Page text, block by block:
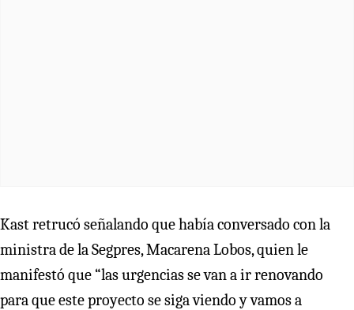
Kast retrucó señalando que había conversado con la
ministra de la Segpres, Macarena Lobos, quien le
manifestó que “las urgencias se van a ir renovando
para que este proyecto se siga viendo y vamos a